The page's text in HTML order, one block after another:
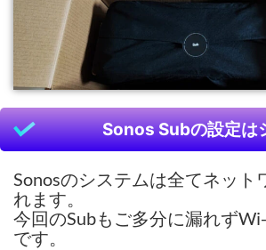
Sonos Subの設定は
Sonosのシステムは全てネット
れます。
今回のSubもご多分に漏れず
です。